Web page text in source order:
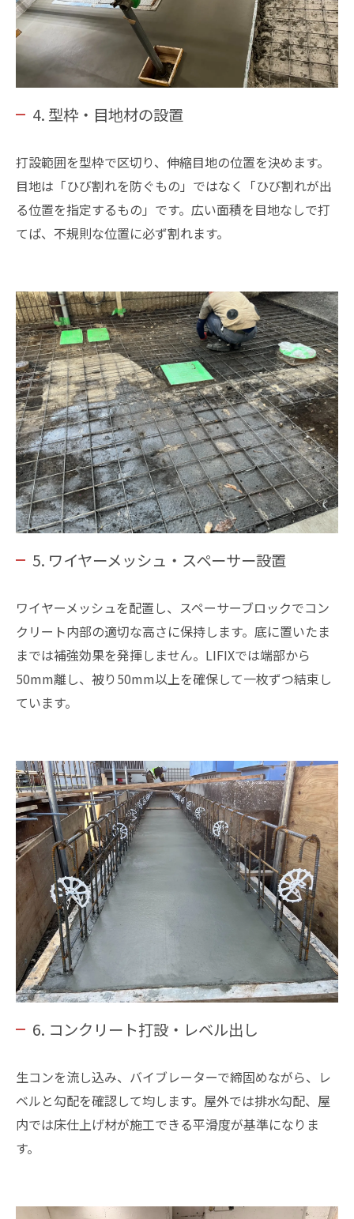
4. 型枠・目地材の設置
打設範囲を型枠で区切り、伸縮目地の位置を決めます。
目地は「ひび割れを防ぐもの」ではなく「ひび割れが出
る位置を指定するもの」です。広い面積を目地なしで打
てば、不規則な位置に必ず割れます。
5. ワイヤーメッシュ・スペーサー設置
ワイヤーメッシュを配置し、スペーサーブロックでコン
クリート内部の適切な高さに保持します。底に置いたま
までは補強効果を発揮しません。LIFIXでは端部から
50mm離し、被り50mm以上を確保して一枚ずつ結束し
ています。
6. コンクリート打設・レベル出し
生コンを流し込み、バイブレーターで締固めながら、レ
ベルと勾配を確認して均します。屋外では排水勾配、屋
内では床仕上げ材が施工できる平滑度が基準になりま
す。